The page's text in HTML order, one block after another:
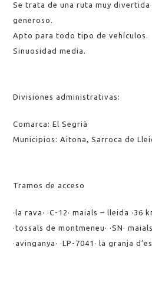
Se trata de una ruta muy
generoso.
Apto para todo tipo de vehículos.
Sinuosidad media.
Divisiones administrativas:
Comarca: El Segrià
Municipios: Aitona, Sarroca de
Tramos de acceso
·la rava· ·C-12· maials – lleida ·36
·tossals de montmeneu· ·SN·
·avinganya· ·LP-7041· la granja